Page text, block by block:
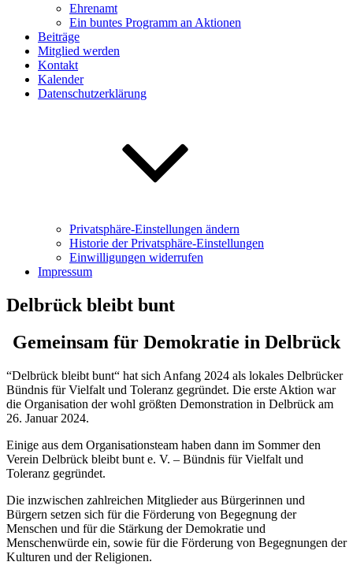
Ehrenamt
Ein buntes Programm an Aktionen
Beiträge
Mitglied werden
Kontakt
Kalender
Datenschutzerklärung
Privatsphäre-Einstellungen ändern
Historie der Privatsphäre-Einstellungen
Einwilligungen widerrufen
Impressum
Delbrück bleibt bunt
Gemeinsam für Demokratie in Delbrück
“Delbrück bleibt bunt“ hat sich Anfang 2024 als lokales Delbrücker
Bündnis für Vielfalt und Toleranz gegründet. Die erste Aktion war
die Organisation der wohl größten Demonstration in Delbrück am
26. Januar 2024.
Einige aus dem Organisationsteam haben dann im Sommer den
Verein Delbrück bleibt bunt e. V. – Bündnis für Vielfalt und
Toleranz gegründet.
Die inzwischen zahlreichen Mitglieder aus Bürgerinnen und
Bürgern setzen sich für die Förderung von Begegnung der
Menschen und für die Stärkung der Demokratie und
Menschenwürde ein, sowie für die Förderung von Begegnungen der
Kulturen und der Religionen.